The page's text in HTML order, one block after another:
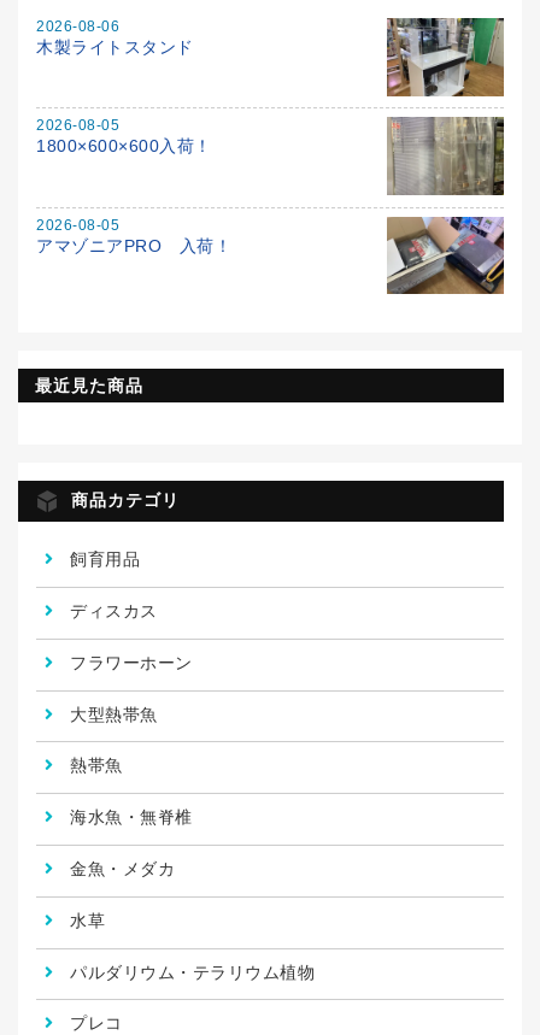
2026-08-06
木製ライトスタンド
2026-08-05
1800×600×600入荷！
2026-08-05
アマゾニアPRO 入荷！
最近見た商品
商品カテゴリ
飼育用品
ディスカス
フラワーホーン
大型熱帯魚
熱帯魚
海水魚・無脊椎
金魚・メダカ
水草
パルダリウム・テラリウム植物
プレコ